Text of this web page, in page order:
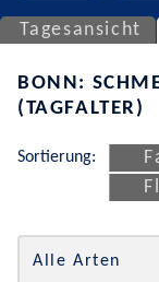
Tagesansicht
BONN:
(TAGFALTER)
Sortierung:
Alle Arten